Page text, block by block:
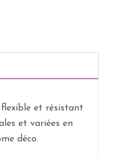
et résistant
et variées en
déco.